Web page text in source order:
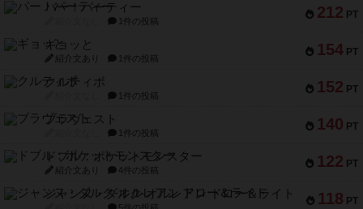
212 PT
バー！パーティー
1件の投稿
154 PT
ギョッと
紹介文あり 1件の投稿
152 PT
クルティボ
1件の投稿
140 PT
ブラヴェスト
1件の投稿
122 PT
ドブル：ポケットモンスター
紹介文あり 4件の投稿
118 PT
ジャンヌ・ダルク-オルレアン ドロー＆ライト